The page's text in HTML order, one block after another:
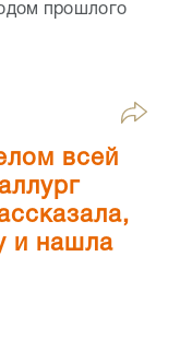
прошлого
всей
и нашла